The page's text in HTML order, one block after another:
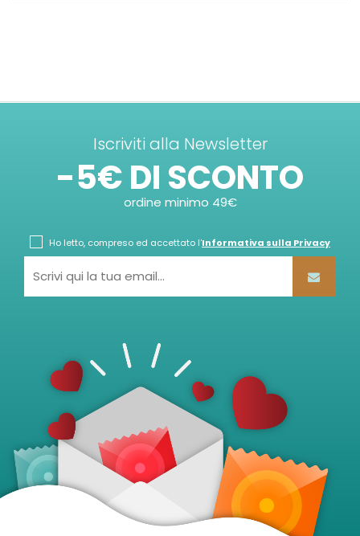
Iscriviti alla Newsletter
-5€ DI SCONTO
ordine minimo 49€
Ho letto, compreso ed accettato l'Informativa sulla Privacy